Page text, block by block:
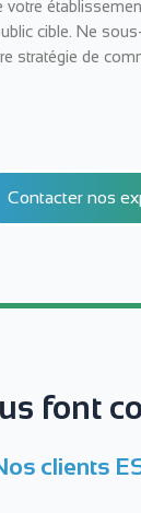
votre
cible. Ne
stratégie de
Contacter nos
font
clients